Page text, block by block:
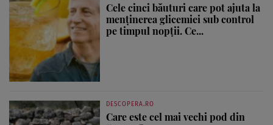
Cele cinci băuturi care pot ajuta la
menținerea glicemiei sub control
pe timpul nopții. Ce...
DESCOPERA.RO
Care este cel mai vechi pod din